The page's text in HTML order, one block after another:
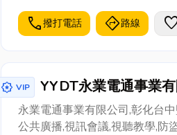
call撥打電話 directions路線
award_star VIP YYDT永業電通事業
永業電通事業有限公司,彰化台
公共廣播,視訊會議,視聽教學,防